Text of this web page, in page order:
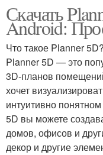
Скачать
Android:
Что такое Planner 5D?
Planner 5D — это
3D-планов
хочет
интуитивно
5D вы можете
домов, офисов и
декор и другие